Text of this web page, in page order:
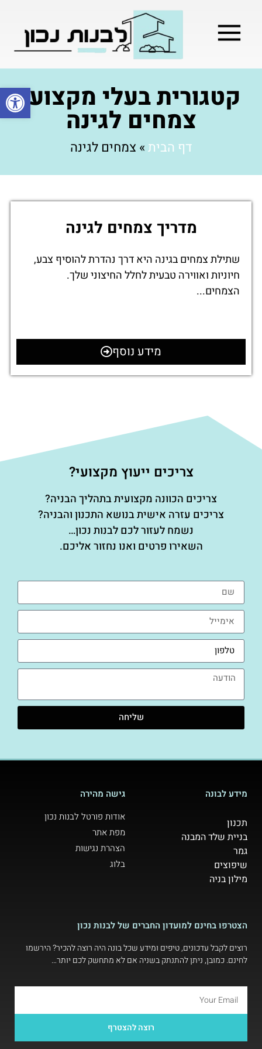
פתחקטגורית בעלי מקצוע:
צמחים לגינה
דף הבית» צמחים לגינה
מדריך צמחים לגינה
שתילת צמחים בגינה היא דרך נהדרת להוסיף צבע,
חיוניות ואווירה טבעית לחלל החיצוני שלך.
הצמחים...
מידע נוסף
צריכים ייעוץ מקצועי?
צריכים הכוונה מקצועית בתהליך הבניה?
צריכים עזרה אישית בנושא התכנון והבניה?
נשמח לעזור לכם לבנות נכון…
השאירו פרטים ואנו נחזור אליכם.
שליחה
מידע לבונה
תכנון
בניית שלד המבנה
גמר
שיפוצים
מילון בניה
גישה מהירה
אודות פורטל לבנות נכון
מפת אתר
הצהרת נגישות
בלוג
הצטרפו בחינם למועדון החברים של לבנות נכון
רוצים לקבל עדכונים, טיפים ומידע שכל בונה היה רוצה להכיר? הירשמו
לחינם. כמובן, ניתן להתנתק בשניה אם לא מתחשק לכם יותר…
רוצה להצטרף